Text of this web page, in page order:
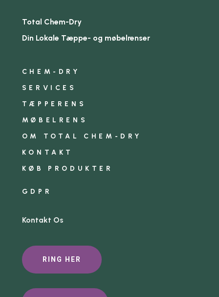
Total Chem-Dry
Din Lokale Tæppe- og møbelrenser
CHEM-DRY
SERVICES
TÆPPERENS
MØBELRENS
OM TOTAL CHEM-DRY
KONTAKT
KØB PRODUKTER
GDPR
Kontakt Os
RING HER